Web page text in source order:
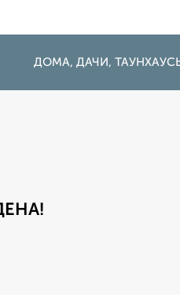
ДОМА, ДАЧИ,